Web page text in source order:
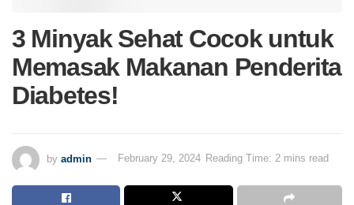
3 Minyak Sehat Cocok untuk
Memasak Makanan Penderita
Diabetes!
by admin February 29, 2024 Reading Time: 2 mins read